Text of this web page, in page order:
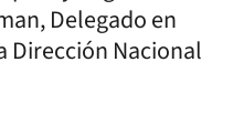
Delegado en
Dirección Nacional